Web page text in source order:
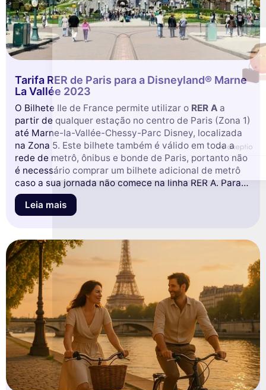
Utilizamos cookies e os seus dados
pessoais para melhorar a sua experiência
de navegação, medir a nossa audiência e personalizar os anúncios
publicitários que lhe são apresentados. Pode aceitar, rejeitar ou
gerir as suas preferências a qualquer momento.
Nunca!
Tarifa RER de Paris para a Disneyland® Marne
La Vallée 2023
O Bilhete Ile de France permite utilizar o RER A a
partir de qualquer estação no centro de Paris (Zona 1)
até Marne-la-Vallée-Chessy-Parc Disney, localizada
na Zona 5. Este bilhete também é válido em toda a
rede de metrô, ônibus e bonde de Paris, portanto não
é necessário comprar um bilhete adicional de metrô
caso a sua jornada não comece na linha RER A. Para
referência, o tempo médio de viagem entre Gare de
Lyon e Marne La Vallée é de aproximadamente 50
Leia mais